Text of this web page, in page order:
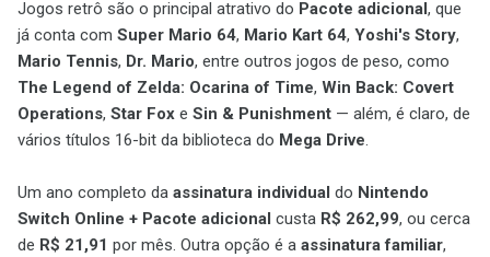
Jogos retrô são o principal atrativo do Pacote adicional, que
já conta com Super Mario 64, Mario Kart 64, Yoshi's Story,
Mario Tennis, Dr. Mario, entre outros jogos de peso, como
The Legend of Zelda: Ocarina of Time, Win Back: Covert
Operations, Star Fox e Sin & Punishment — além, é claro, de
vários títulos 16-bit da biblioteca do Mega Drive.
Um ano completo da assinatura individual do Nintendo
Switch Online + Pacote adicional custa R$ 262,99, ou cerca
de R$ 21,91 por mês. Outra opção é a assinatura familiar,